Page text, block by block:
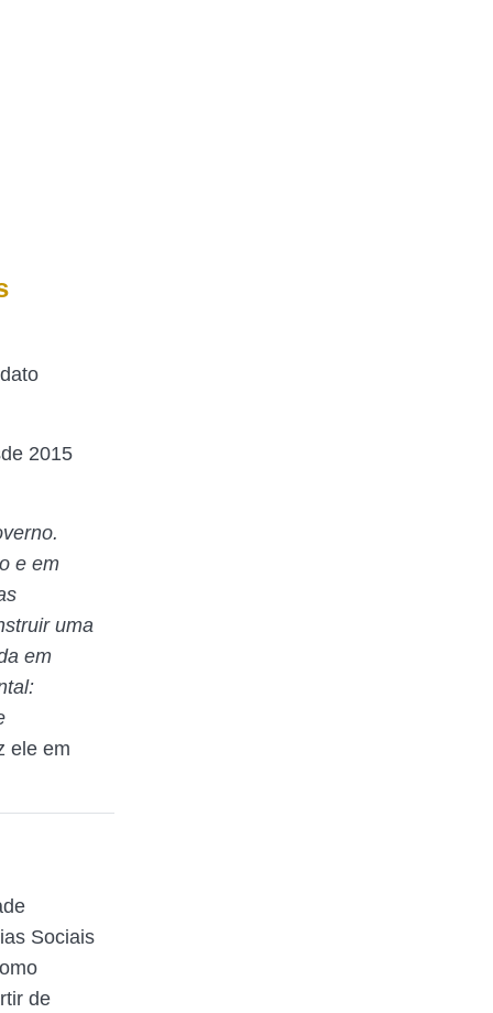
2015
e em
uma
em
ele em
Sociais
de